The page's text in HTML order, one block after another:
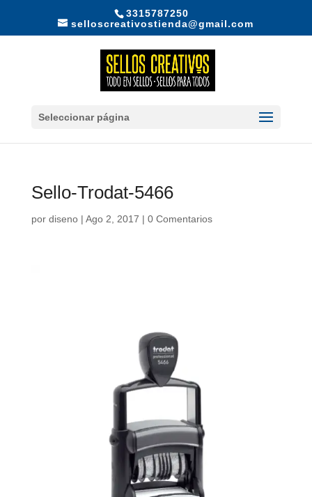
3315787250
selloscreativostienda@gmail.com
Seleccionar página
Sello-Trodat-5466
por diseno| Ago 2, 2017 | 0 Comentarios